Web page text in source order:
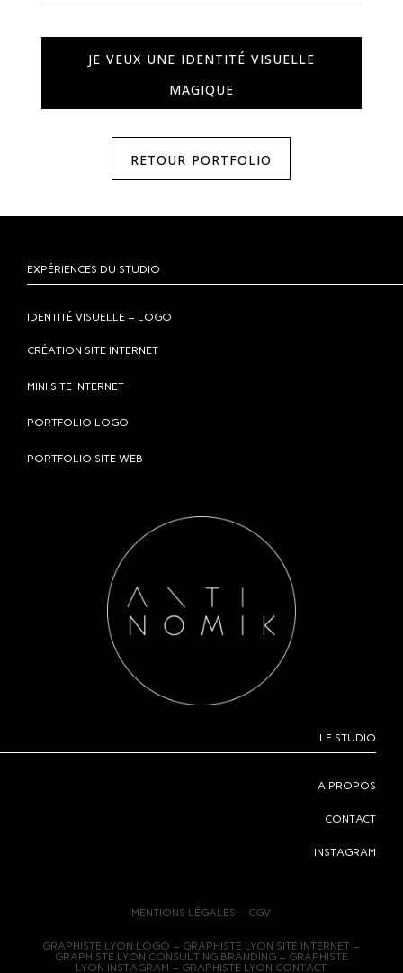
je veux une identité visuelle
magique
retour portfolio
EXPÉRIENCES DU STUDIO
IDENTITÉ VISUELLE – LOGO
CRÉATION SITE INTERNET
MINI SITE INTERNET
PORTFOLIO LOGO
PORTFOLIO SITE WEB
LE STUDIO
A PROPOS
CONTACT
INSTAGRAM
MENTIONS LÉGALES – CGV
GRAPHISTE LYON LOGO – GRAPHISTE LYON SITE INTERNET –
GRAPHISTE LYON CONSULTING BRANDING– GRAPHISTE
LYON INSTAGRAM – GRAPHISTE LYON CONTACT